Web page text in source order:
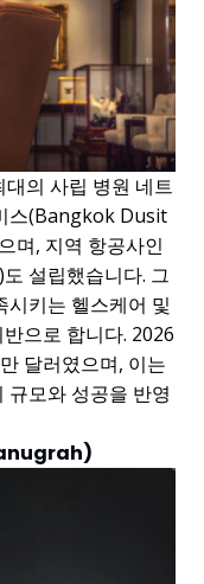
의 사립 병원 네트
스(Bangkok Dusit
며, 지역 항공사인
설립했습니다. 그
시키는 헬스케어 및
으로 합니다. 2026
달러였으며, 이는
규모와 성공을 반영